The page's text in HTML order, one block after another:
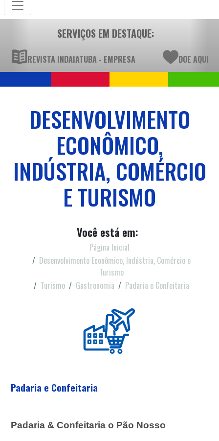
SERVIÇOS EM DESTAQUE:
REVISTA INDAIATUBA - EMPRESA DOE AQUI
DESENVOLVIMENTO
ECONÔMICO,
INDÚSTRIA, COMÉRCIO
E TURISMO
Você está em:
Página Inicial
Desenvolvimento Econômico, Indústria, Comércio e
Turismo
Turismo
Gastronomia Padaria e Confeitaria
Padaria e Confeitaria
Padaria & Confeitaria o Pão Nosso